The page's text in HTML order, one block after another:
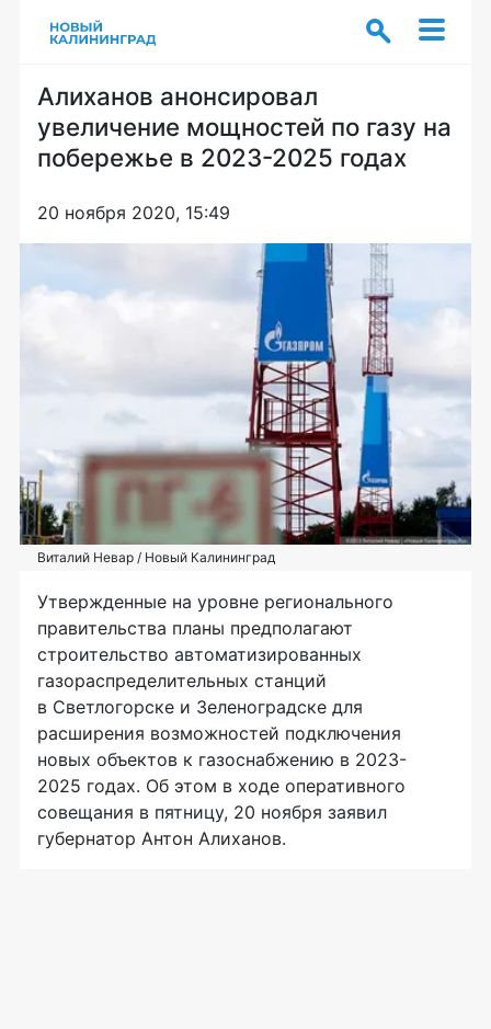
Алиханов анонсировал
увеличение мощностей по газу на
побережье в 2023-2025 годах
20 ноября 2020, 15:49
Виталий Невар / Новый Калининград
Утвержденные на уровне регионального
правительства планы предполагают
строительство автоматизированных
газораспределительных станций
в Светлогорске и Зеленоградске для
расширения возможностей подключения
новых объектов к газоснабжению в 2023-
2025 годах. Об этом в ходе оперативного
совещания в пятницу, 20 ноября заявил
губернатор Антон Алиханов.